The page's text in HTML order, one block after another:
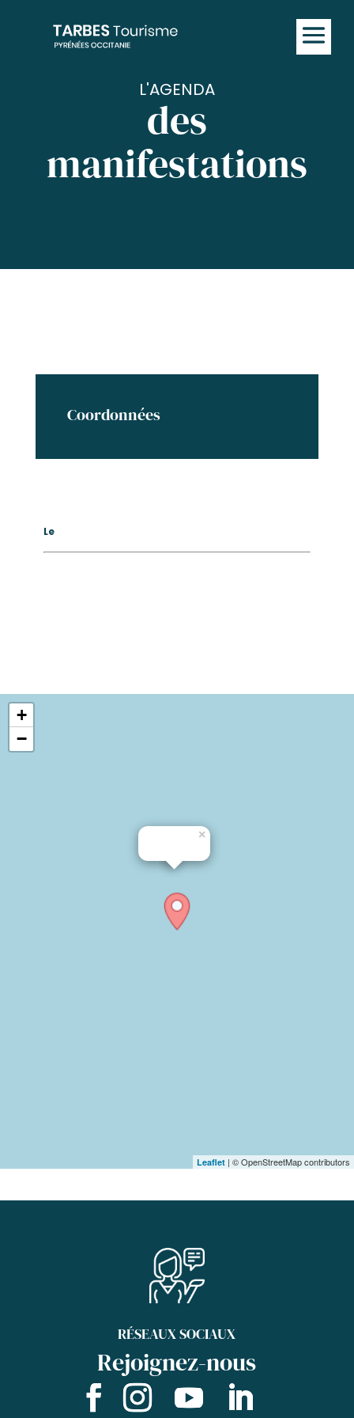
L'AGENDA
des
manifestations
Coordonnées
Le
×
+
−
Leaflet | © OpenStreetMap contributors
RÉSEAUX SOCIAUX
Rejoignez-nous